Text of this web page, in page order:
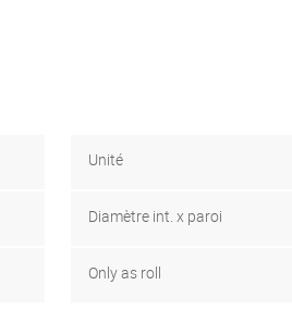
Unité
Diamètre int. x paroi
Only as roll